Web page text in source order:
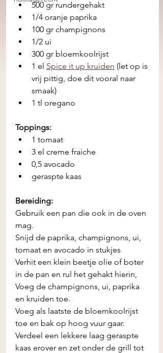
500 gr rundergehakt
1/4 oranje paprika
100 gr champignons
1/2 ui
300 gr bloemkoolrijst
1 el Spice it up kruiden (let op is
vrij pittig, doe dit vooral naar
smaak)
1 tl oregano
Toppings:
1 tomaat
3 el creme fraiche
0,5 avocado
geraspte kaas
Bereiding:
Gebruik een pan die ook in de oven
mag.
Snijd de paprika, champignons, ui,
tomaat en avocado in stukjes
Verhit een klein beetje olie of boter
in de pan en rul het gehakt hierin,
Voeg de champignons, ui, paprika
en kruiden toe.
Voeg als laatste de bloemkoolrijst
toe en bak op hoog vuur gaar.
Verdeel een lekkere laag geraspte
kaas erover en zet onder de grill tot